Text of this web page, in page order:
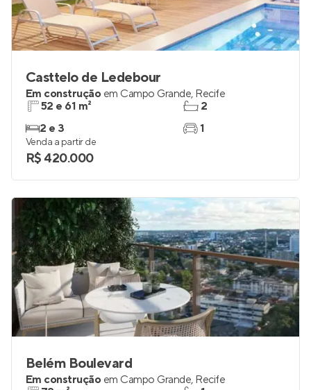
Casttelo de Ledebour
Em construção em Campo Grande, Recife
52 e 61 m²
2 e 3
2
1
Venda a partir de
R$ 420.000
Belém Boulevard
Em construção em Campo Grande, Recife